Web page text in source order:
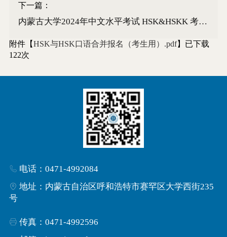
下一篇：
内蒙古大学2024年中文水平考试 HSK&HSKK 考试安排
附件【HSK与HSK口语合并报名（考生用）.pdf】已下载
122次
电话：0471-4992084
地址：内蒙古自治区呼和浩特市赛罕区大学西街235
号
传真：0471-4992596